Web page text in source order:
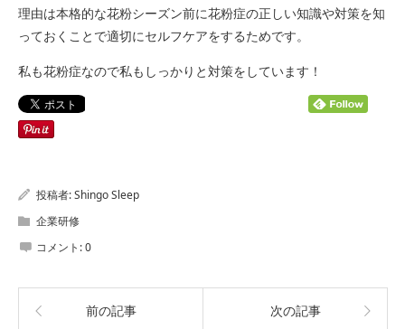
理由は本格的な花粉シーズン前に花粉症の正しい知識や対策を知
っておくことで適切にセルフケアをするためです。
私も花粉症なので私もしっかりと対策をしています！
投稿者:Shingo Sleep
企業研修
コメント:0
前の記事 次の記事